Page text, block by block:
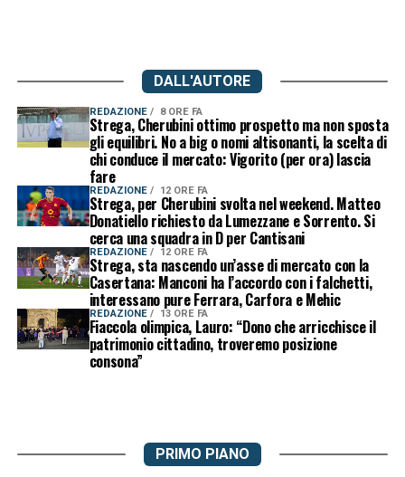
DALL'AUTORE
REDAZIONE 8 ORE FA
Strega, Cherubini ottimo prospetto ma non sposta
gli equilibri. No a big o nomi altisonanti, la scelta di
chi conduce il mercato: Vigorito (per ora) lascia
fare
REDAZIONE 12 ORE FA
Strega, per Cherubini svolta nel weekend. Matteo
Donatiello richiesto da Lumezzane e Sorrento. Si
cerca una squadra in D per Cantisani
REDAZIONE 12 ORE FA
Strega, sta nascendo un’asse di mercato con la
Casertana: Manconi ha l’accordo con i falchetti,
interessano pure Ferrara, Carfora e Mehic
REDAZIONE 13 ORE FA
Fiaccola olimpica, Lauro: “Dono che arricchisce il
patrimonio cittadino, troveremo posizione
consona”
PRIMO PIANO